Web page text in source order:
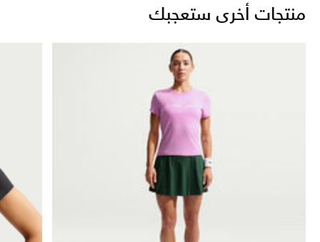
منتجات أخرى ستعجبك